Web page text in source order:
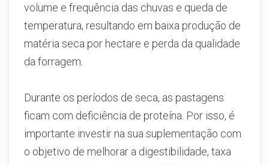
volume e frequência das chuvas e queda de
temperatura, resultando em baixa produção de
matéria seca por hectare e perda da qualidade
da forragem.
Durante os períodos de seca, as pastagens
ficam com deficiência de proteína. Por isso, é
importante investir na sua suplementação com
o objetivo de melhorar a digestibilidade, taxa